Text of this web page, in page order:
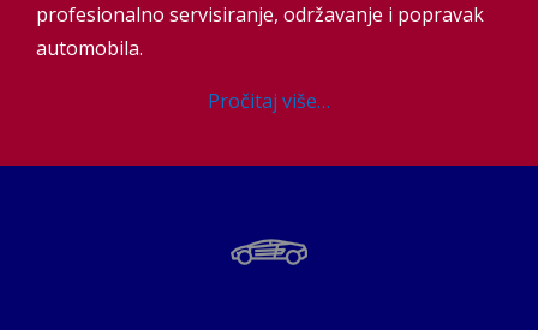
profesionalno servisiranje, održavanje i popravak
automobila.
Pročitaj više…